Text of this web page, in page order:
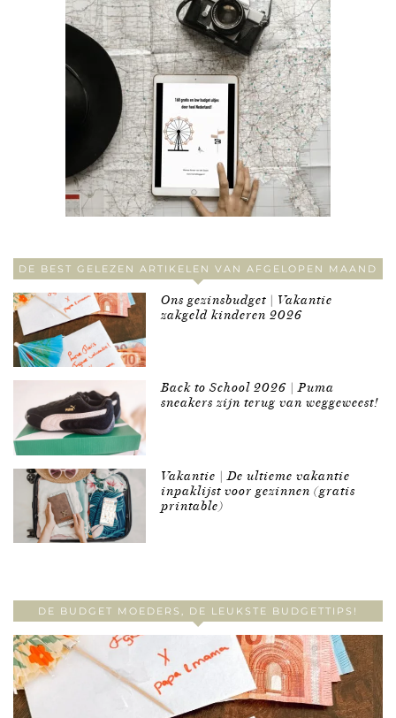
DE BEST GELEZEN ARTIKELEN VAN AFGELOPEN MAAND
Ons gezinsbudget | Vakantie
zakgeld kinderen 2026
Back to School 2026 | Puma
sneakers zijn terug van weggeweest!
Vakantie | De ultieme vakantie
inpaklijst voor gezinnen (gratis
printable)
DE BUDGET MOEDERS, DE LEUKSTE BUDGETTIPS!